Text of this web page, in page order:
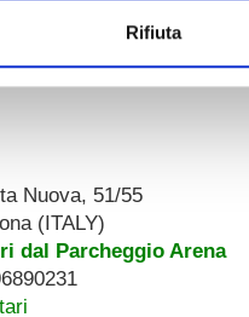
Rifiuta
Nuova, 51/55
(ITALY)
dal Parcheggio Arena